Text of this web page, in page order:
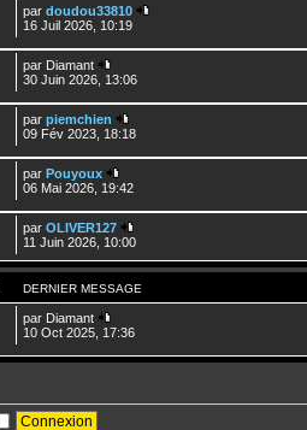
pardoudou33810
16 Juil 2026, 10:19
par Diamant
30 Juin 2026, 13:06
parpiemchien
09 Fév 2023, 18:18
parPouyoux
06 Mai 2026, 19:42
parOLIVER127
11 Juin 2026, 10:00
DERNIER MESSAGE
par Diamant
10 Oct 2025, 17:36